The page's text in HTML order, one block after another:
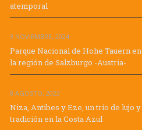
atemporal
3 NOVIEMBRE, 2024
Parque Nacional de Hohe Tauern en
la región de Salzburgo -Austria-
8 AGOSTO, 2023
Niza, Antibes y Eze, un trío de lujo y
tradición en la Costa Azul